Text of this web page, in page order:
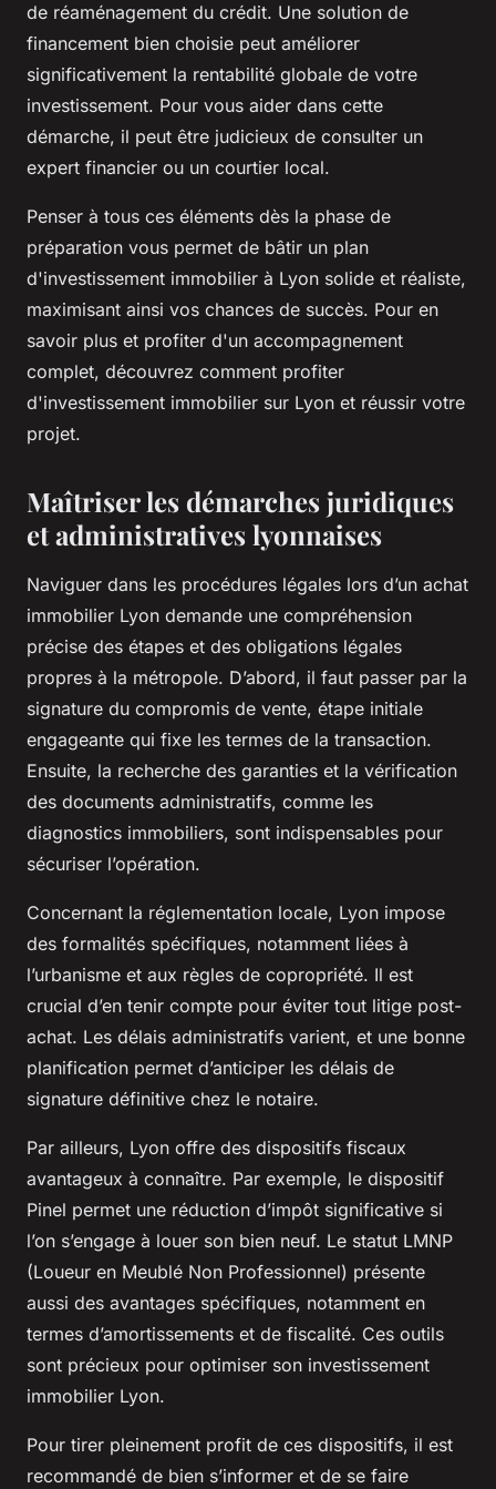
de réaménagement du crédit. Une solution de
financement bien choisie peut améliorer
significativement la rentabilité globale de votre
investissement. Pour vous aider dans cette
démarche, il peut être judicieux de consulter un
expert financier ou un courtier local.
Penser à tous ces éléments dès la phase de
préparation vous permet de bâtir un plan
d'investissement immobilier à Lyon solide et réaliste,
maximisant ainsi vos chances de succès. Pour en
savoir plus et profiter d'un accompagnement
complet, découvrez comment profiter
d'investissement immobilier sur Lyon et réussir votre
projet.
Maîtriser les démarches juridiques
et administratives lyonnaises
Naviguer dans les procédures légales lors d’un achat
immobilier Lyon demande une compréhension
précise des étapes et des obligations légales
propres à la métropole. D’abord, il faut passer par la
signature du compromis de vente, étape initiale
engageante qui fixe les termes de la transaction.
Ensuite, la recherche des garanties et la vérification
des documents administratifs, comme les
diagnostics immobiliers, sont indispensables pour
sécuriser l’opération.
Concernant la réglementation locale, Lyon impose
des formalités spécifiques, notamment liées à
l’urbanisme et aux règles de copropriété. Il est
crucial d’en tenir compte pour éviter tout litige post-
achat. Les délais administratifs varient, et une bonne
planification permet d’anticiper les délais de
signature définitive chez le notaire.
Par ailleurs, Lyon offre des dispositifs fiscaux
avantageux à connaître. Par exemple, le dispositif
Pinel permet une réduction d’impôt significative si
l’on s’engage à louer son bien neuf. Le statut LMNP
(Loueur en Meublé Non Professionnel) présente
aussi des avantages spécifiques, notamment en
termes d’amortissements et de fiscalité. Ces outils
sont précieux pour optimiser son investissement
immobilier Lyon.
Pour tirer pleinement profit de ces dispositifs, il est
recommandé de bien s’informer et de se faire